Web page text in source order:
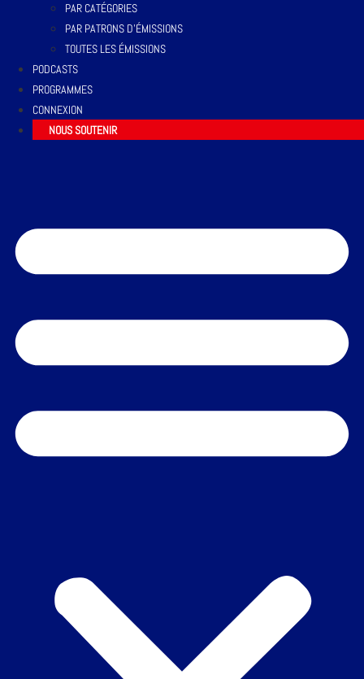
PAR CATÉGORIES
PAR PATRONS D’ÉMISSIONS
TOUTES LES ÉMISSIONS
PODCASTS
PROGRAMMES
CONNEXION
NOUS SOUTENIR